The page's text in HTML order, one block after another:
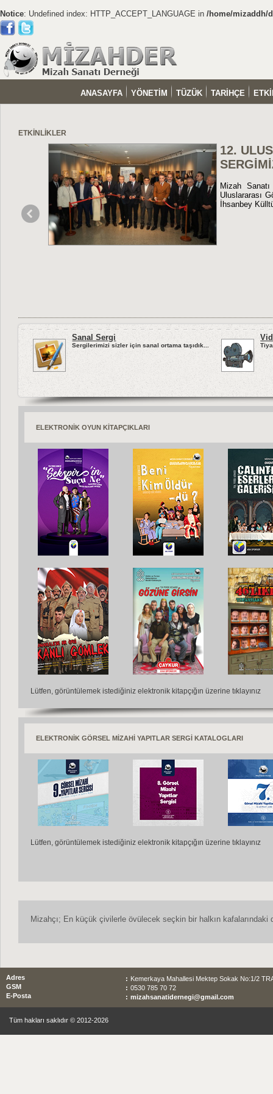
Notice: Undefined index: HTTP_ACCEPT_LANGUAGE in /home/mizaddh/
ANASAYFA YÖNETİM TÜZÜK TARİHÇE
ETKİNLİKLER
12. ULUSLARARASI GÖRSEL MİZAHİ
SERGİMİZ AÇILDI
Mizah Sanatı Derneği olarak organize ettiğimiz ve
Uluslararası Görsel Mizahi Yapıtlar sergisi 13 Nisan 2026 tarihinde
İhsanbey Külltür Merkezinde açıldı.
Sanal Sergi
Sergilerimizi sizler için sanal ortama taşıdık...
ELEKTRONİK OYUN KİTAPÇIKLARI
Lütfen, görüntülemek istediğiniz elektronik kitapçığın üzerine tıklayınız
ELEKTRONİK GÖRSEL MİZAHİ YAPITLAR SERGİ KATALOGLARI
Lütfen, görüntülemek istediğiniz elektronik kitapçığın üzerine tıklayınız
Mizahçı; En küçük çivilerle övülecek seçkin bir halkın
Adres : Kemerkaya Mahallesi Mektep Sokak No:1/2
GSM
: 0530 785 70 72
E-Posta
: mizahsanatidernegi@gmail.com
Tüm hakları saklıdır © 2012-2026